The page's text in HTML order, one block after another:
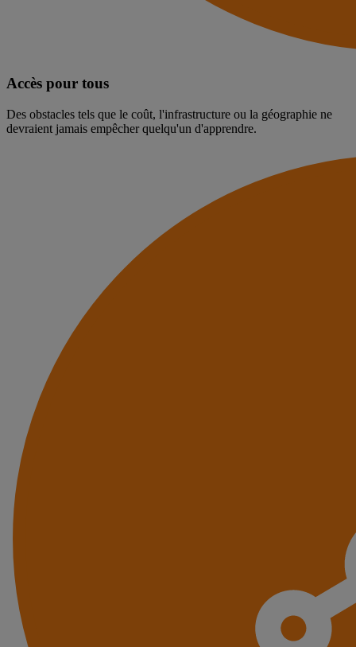
Accès pour tous
Des obstacles tels que le coût, l'infrastructure ou la géographie ne
devraient jamais empêcher quelqu'un d'apprendre.